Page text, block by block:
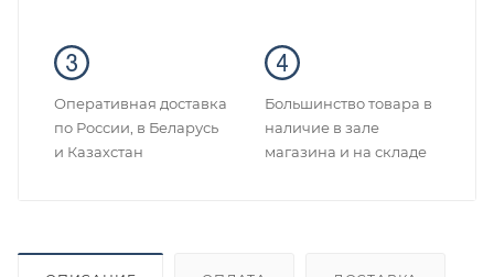
Оперативная доставка
по России, в Беларусь
и Казахстан
Большинство товара в
наличие в зале
магазина и на складе